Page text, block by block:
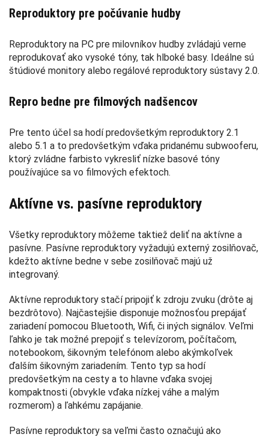
Reproduktory pre počúvanie hudby
Reproduktory na PC pre milovníkov hudby zvládajú verne
reprodukovať ako vysoké tóny, tak hlboké basy. Ideálne sú
štúdiové monitory alebo regálové reproduktory sústavy 2.0.
Repro bedne pre filmových nadšencov
Pre tento účel sa hodí predovšetkým reproduktory 2.1
alebo 5.1 a to predovšetkým vďaka pridanému subwooferu,
ktorý zvládne farbisto vykresliť nízke basové tóny
používajúce sa vo filmových efektoch.
Aktívne vs. pasívne reproduktory
Všetky reproduktory môžeme taktiež deliť na aktívne a
pasívne. Pasívne reproduktory vyžadujú externý zosilňovač,
kdežto aktívne bedne v sebe zosilňovač majú už
integrovaný.
Aktívne reproduktory stačí pripojiť k zdroju zvuku (drôte aj
bezdrôtovo). Najčastejšie disponuje možnosťou prepájať
zariadení pomocou Bluetooth, Wifi, či iných signálov. Veľmi
ľahko je tak možné prepojiť s televízorom, počítačom,
notebookom, šikovným telefónom alebo akýmkoľvek
ďalším šikovným zariadením. Tento typ sa hodí
predovšetkým na cesty a to hlavne vďaka svojej
kompaktnosti (obvykle vďaka nízkej váhe a malým
rozmerom) a ľahkému zapájanie.
Pasívne reproduktory sa veľmi často označujú ako